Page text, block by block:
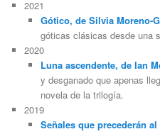
2021
Gótico, de Silvia Moreno-
góticas clásicas desde una
2020
Luna ascendente, de Ian
y desganado que apenas
novela de la trilogía.
2019
Señales que precederán